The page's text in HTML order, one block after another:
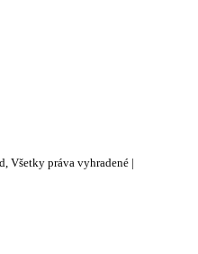
Všetky práva vyhradené |